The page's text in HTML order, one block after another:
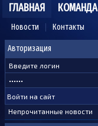
ГЛАВНАЯ
Новости Контакты
КОМАНДА
Авторизация
Непрочитанные новости